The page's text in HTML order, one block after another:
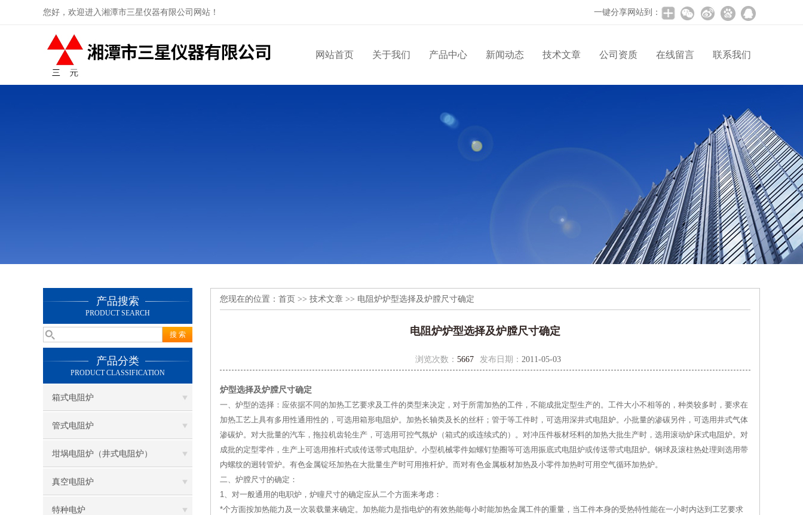
您好，欢迎进入湘潭市三星仪器有限公司网站！ 一键分享网站到：
网站首页 关于我们 产品中心 新闻动态 技术文章 公司资质 在线留言 联系我们
产品搜索
PRODUCT SEARCH
产品分类
PRODUCT CLASSIFICATION
箱式电阻炉
管式电阻炉
坩埚电阻炉（井式电阻炉）
真空电阻炉
特种电炉
您现在的位置： 首页 >> 技术文章 >> 电阻炉炉型选择及炉膛尺寸确定
电阻炉炉型选择及炉膛尺寸确定
浏览次数： 5667 发布日期： 2011-05-03
炉型选择及炉膛尺寸确定
一、炉型的选择：应依据不同的加热工艺要求及工件的类型来决定，对于所需加热的工件，不能成批定型生产的。工件大小不相等的，种类较多时，要求在
加热工艺上具有多用性通用性的，可选用箱形电阻炉。加热长轴类及长的丝杆；管于等工件时，可选用深井式电阻妒。小批量的渗碳另件，可选用井式气体
渗碳炉。对大批量的汽车，拖拉机齿轮生产，可选用可控气氛炉（箱式的或连续式的）。对冲压件板材坯料的加热大批生产时，选用滚动炉床式电阻炉。对
成批的定型零件，生产上可选用推杆式或传送带式电阻炉。小型机械零件如螺钉垫圈等可选用振底式电阻炉或传送带式电阻炉。钢球及滚柱热处理则选用带
内螺纹的迥转管炉。有色金属锭坯加热在大批量生产时可用推杆炉。而对有色金属板材加热及小零件加热时可用空气循环加热炉。
二、炉膛尺寸的确定：
1、对一般通用的电职炉，炉瞳尺寸的确定应从二个方面来考虑：
*个方面按加热能力及一次装载量来确定。加热能力是指电炉的有效热能每小时能加热金属工件的重量，当工件本身的受热特性能在一小时内达到工艺要求